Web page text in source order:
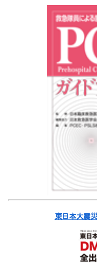
東日本大震